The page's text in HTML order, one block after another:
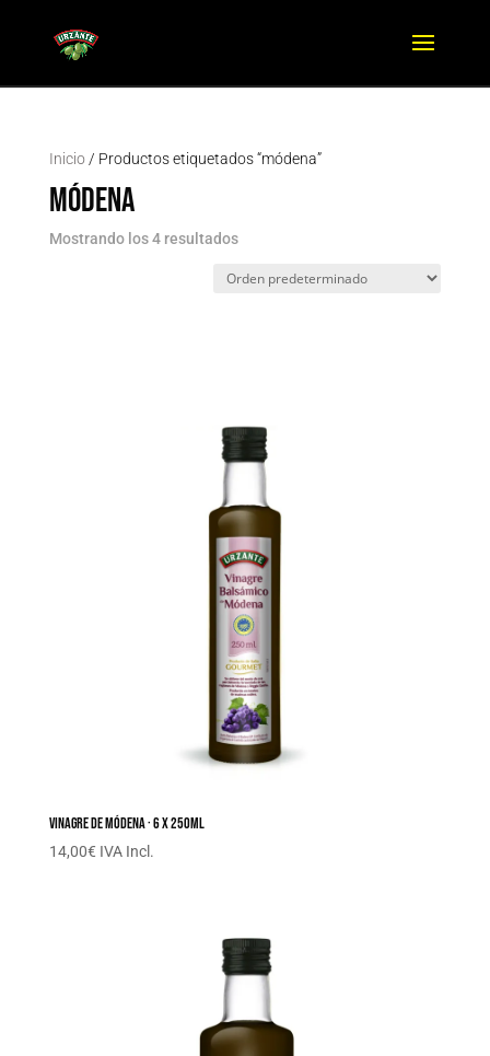
Inicio/ Productos etiquetados “módena”
módena
Mostrando los 4 resultados
Vinagre de Módena · 6 x 250ML
14,00€ IVA Incl.